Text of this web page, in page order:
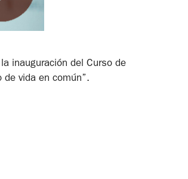
inauguración del Curso de
de vida en común”.